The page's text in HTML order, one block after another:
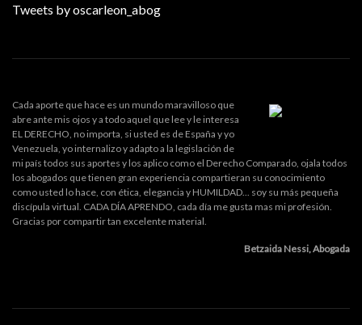
Tweets by oscarleon_abog
Cada aporte que hace es un mundo maravilloso que
abre ante mis ojos y a todo aquel que lee y le interesa
EL DERECHO, no importa, si usted es de España y yo
Venezuela, yo internalizo y adapto a la legislación de
mi país todos sus aportes y los aplico como el Derecho Comparado, ojala todos
los abogados que tienen gran experiencia compartieran su conocimiento
como usted lo hace, con ética, elegancia y HUMILDAD... soy su más pequeña
discípula virtual. CADA DÍA APRENDO, cada día me gusta mas mi profesión.
Gracias por compartir tan excelente material.
Betzaida Nessi, Abogada